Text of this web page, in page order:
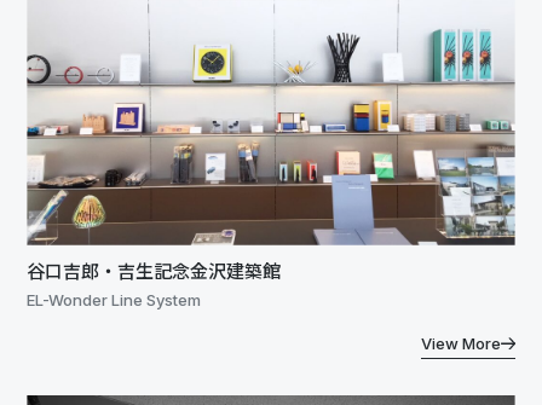
谷口吉郎・吉生記念金沢建築館
EL-Wonder Line System
View More